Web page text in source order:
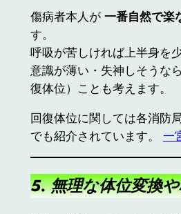
傷病者本人が 一番自然で楽
す。
呼吸が苦しければ上半身を
意識が薄い・失神しそうな
復体位）ことも考えます。
回復体位に関しては各消防
でも紹介されています。 一
5. 無理な体位変換